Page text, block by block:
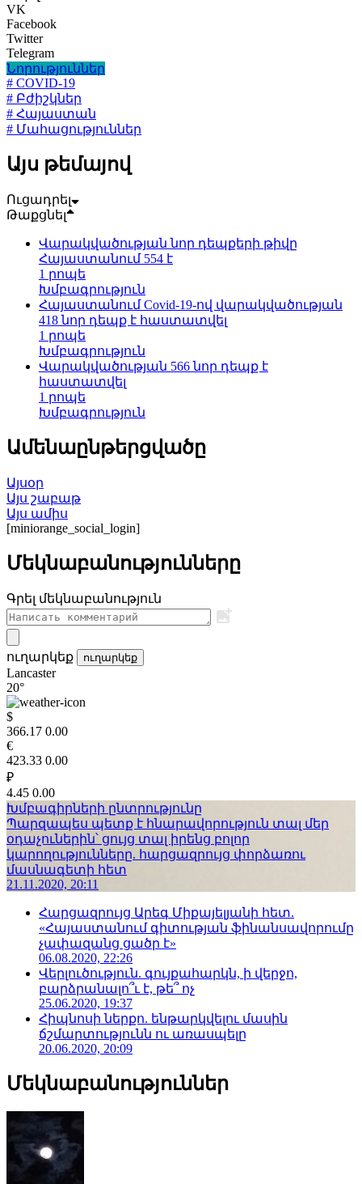
VK
Facebook
Twitter
Telegram
Նորություններ
# COVID-19
# Բժիշկներ
# Հայաստան
# Մահացություններ
Այս թեմայով
Ուցադրել
Թաքցնել
Վարակվածության նոր դեպքերի թիվը
Հայաստանում 554 է
1 րոպե
Խմբագրություն
Հայաստանում Covid-19-ով վարակվածության
418 նոր դեպք է հաստատվել
1 րոպե
Խմբագրություն
Վարակվածության 566 նոր դեպք է
հաստատվել
1 րոպե
Խմբագրություն
Ամենաընթերցվածը
Այսօր
Այս շաբաթ
Այս ամիս
[miniorange_social_login]
Մեկնաբանությունները
Գրել մեկնաբանություն
ուղարկեք ուղարկեք
Lancaster
20°
$
366.17 0.00
€
423.33 0.00
₽
4.45 0.00
Խմբագիրների ընտրությունը
Պարզապես պետք է հնարավորություն տալ մեր
օդաչուներին՝ ցույց տալ իրենց բոլոր
կարողությունները. հարցազրույց փորձառու
մասնագետի հետ
21.11.2020, 20:11
Հարցազրույց Արեգ Միքայելյանի հետ.
«Հայաստանում գիտության ֆինանսավորումը
չափազանց ցածր է»
06.08.2020, 22:26
Վերլուծություն. գույքահարկն, ի վերջո,
բարձրանալո՞ւ է, թե՞ ոչ
25.06.2020, 19:37
Հիպնոսի ներքո. ենթարկվելու մասին
ճշմարտությունն ու առասպելը
20.06.2020, 20:09
Մեկնաբանություններ